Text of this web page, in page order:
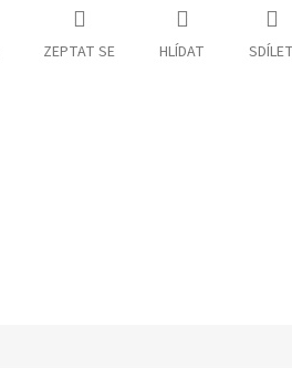
ZEPTAT SE HLÍDAT SDÍLET